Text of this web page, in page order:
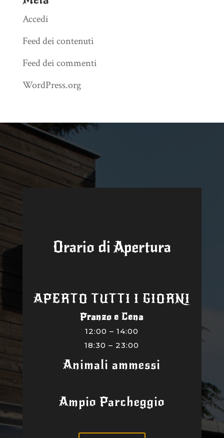
Accedi
Feed dei contenuti
Feed dei commenti
WordPress.org
Orario di Apertura
APERTO TUTTI I GIORNI
Pranzo e Cena
12:00 – 14:00
18:30 – 23:00
Animali ammessi
Ampio Parcheggio